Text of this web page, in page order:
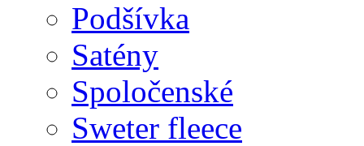
Podšívka
Satény
Spoločenské
Sweter fleece